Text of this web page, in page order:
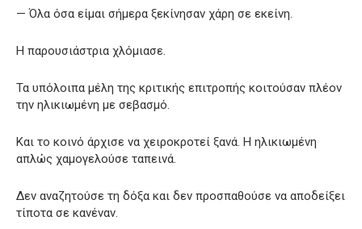
— Όλα όσα είμαι σήμερα ξεκίνησαν χάρη σε εκείνη.
Η παρουσιάστρια χλόμιασε.
Τα υπόλοιπα μέλη της κριτικής επιτροπής κοιτούσαν πλέον
την ηλικιωμένη με σεβασμό.
Και το κοινό άρχισε να χειροκροτεί ξανά. Η ηλικιωμένη
απλώς χαμογελούσε ταπεινά.
Δεν αναζητούσε τη δόξα και δεν προσπαθούσε να αποδείξει
τίποτα σε κανέναν.